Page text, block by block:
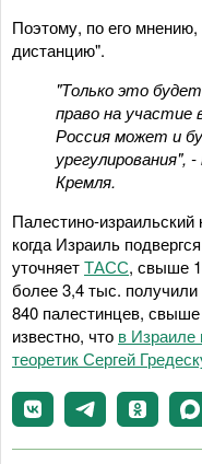
Поэтому, по его
дистанцию".
"Только это
право на участие
Россия может и
урегулирования",
Кремля.
Палестино-израильский
когда Израиль
уточняетТАСС, свыше
более 3,4 тыс. получили
840 палестинцев,
известно, что в Израиле
теоретик Сергей